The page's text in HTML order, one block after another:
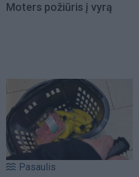
Moters požiūris į vyrą
Pasaulis